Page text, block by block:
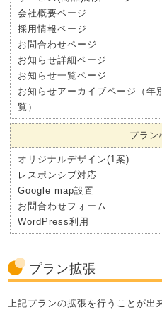
会社概要ページ
採用情報ページ
お問合わせページ
お知らせ詳細ページ
お知らせ一覧ページ
お知らせアーカイブページ（年
覧）
プラン
オリジナルデザイン(1案)
レスポンシブ対応
Google map設置
お問合わせフォーム
WordPress利用
プラン拡張
上記プランの拡張を行うことが出